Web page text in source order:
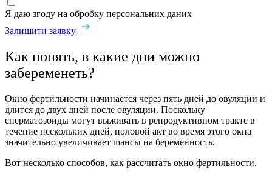
Я даю згоду на обробку персональних даних
Залишити заявку
Как понять, в какие дни можно
забеременеть?
Окно фертильности начинается через пять дней до овуляции и
длится до двух дней после овуляции. Поскольку
сперматозоиды могут выживать в репродуктивном тракте в
течение нескольких дней, половой акт во время этого окна
значительно увеличивает шансы на беременность.
Вот несколько способов, как рассчитать окно фертильности.